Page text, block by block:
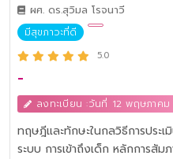
ผศ. ดร.สุวิมล โรจนาวี
มีสุขภาวะที่ดี
5.0
-
ลงทะเบียน :วันที่ 12 พฤษภาค
ทฤษฎีและทักษะในกลวิธีการประเ
ระบบ การเข้าถึงเด็ก หลักการสัม